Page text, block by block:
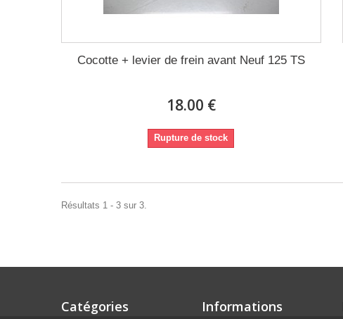
Cocotte + levier de frein avant Neuf 125 TS
18.00 €
Rupture de stock
Résultats 1 - 3 sur 3.
Catégories Informations